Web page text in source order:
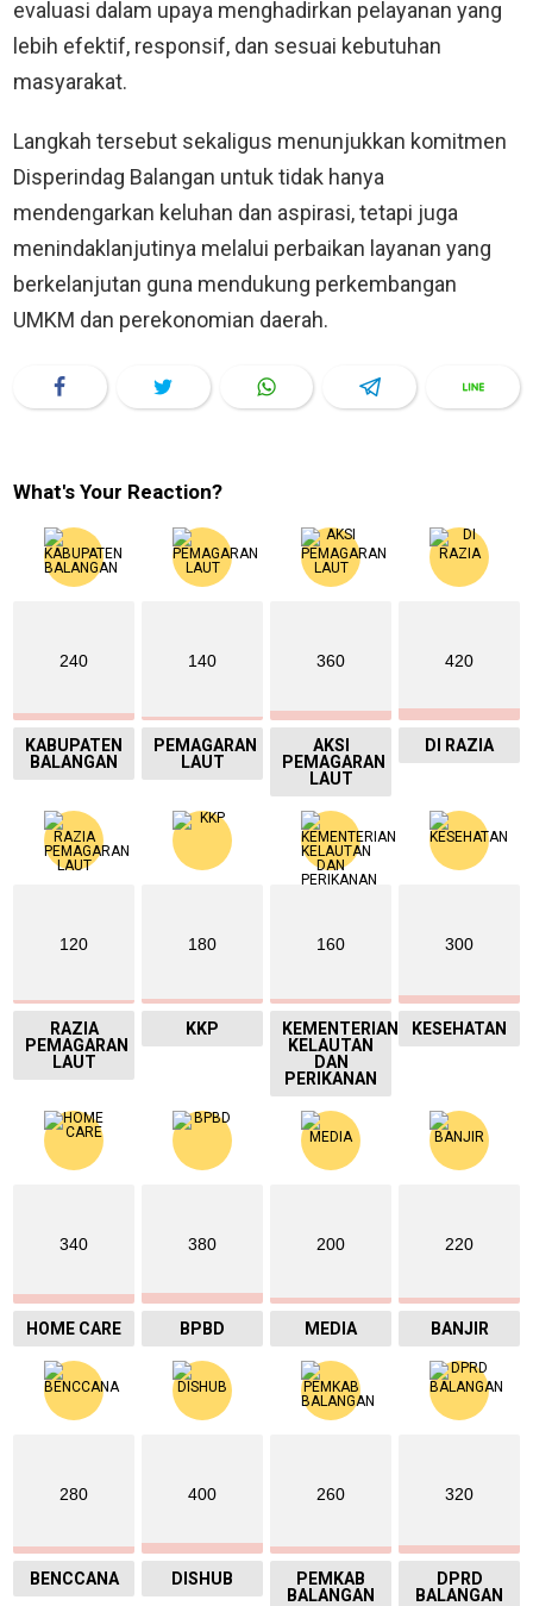
evaluasi dalam upaya menghadirkan pelayanan yang
lebih efektif, responsif, dan sesuai kebutuhan
masyarakat.
Langkah tersebut sekaligus menunjukkan komitmen
Disperindag Balangan untuk tidak hanya
mendengarkan keluhan dan aspirasi, tetapi juga
menindaklanjutinya melalui perbaikan layanan yang
berkelanjutan guna mendukung perkembangan
UMKM dan perekonomian daerah.
What's Your Reaction?
240
KABUPATEN
BALANGAN
140
PEMAGARAN
LAUT
360
AKSI
PEMAGARAN
LAUT
420
DI RAZIA
120
RAZIA
PEMAGARAN
LAUT
180
KKP
160
KEMENTERIAN
KELAUTAN
DAN
PERIKANAN
300
KESEHATAN
340
HOME CARE
380
BPBD
200
MEDIA
220
BANJIR
280
BENCCANA
400
DISHUB
260
PEMKAB
BALANGAN
320
DPRD
BALANGAN